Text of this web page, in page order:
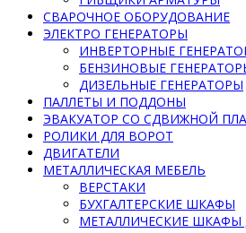
СВАРОЧНОЕ ОБОРУДОВАНИЕ
ЭЛЕКТРО ГЕНЕРАТОРЫ
ИНВЕРТОРНЫЕ
БЕНЗИНОВЫЕ
ДИЗЕЛЬНЫЕ ГЕНЕРАТОРЫ
ПАЛЛЕТЫ И ПОДДОНЫ
ЭВАКУАТОР СО СДВИЖНОЙ
РОЛИКИ ДЛЯ ВОРОТ
ДВИГАТЕЛИ
МЕТАЛЛИЧЕСКАЯ МЕБЕЛЬ
ВЕРСТАКИ
БУХГАЛТЕРСКИЕ ШКАФЫ
МЕТАЛЛИЧЕСКИЕ ШКАФЫ